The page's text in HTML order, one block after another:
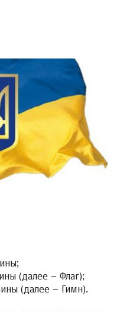
(далее – Флаг);
(далее – Гимн).